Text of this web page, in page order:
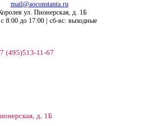
mail@aoconstanta.ru
ул. Пионерская, д. 1Б
8:00 до 17:00 | сб-вс: выходные
(495)513-11-67
д. 1Б